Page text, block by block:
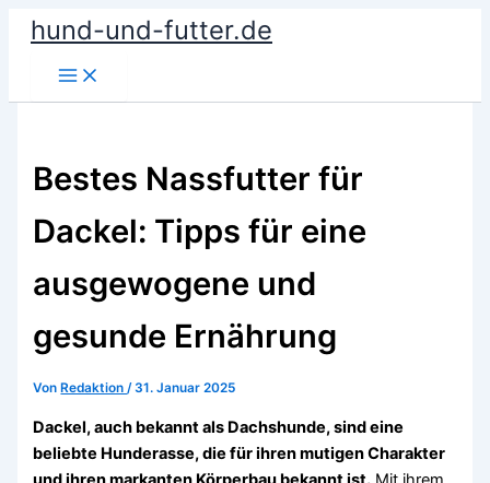
Zum
Inhalt
springen
hund-und-futter.de
Bestes Nassfutter für
Dackel: Tipps für eine
ausgewogene und
gesunde Ernährung
Von Redaktion/31. Januar 2025
Dackel, auch bekannt als Dachshunde, sind eine
beliebte Hunderasse, die für ihren mutigen Charakter